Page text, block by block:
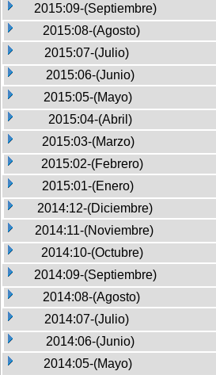
2015:09-(Septiembre)
2015:08-(Agosto)
2015:07-(Julio)
2015:06-(Junio)
2015:05-(Mayo)
2015:04-(Abril)
2015:03-(Marzo)
2015:02-(Febrero)
2015:01-(Enero)
2014:12-(Diciembre)
2014:11-(Noviembre)
2014:10-(Octubre)
2014:09-(Septiembre)
2014:08-(Agosto)
2014:07-(Julio)
2014:06-(Junio)
2014:05-(Mayo)